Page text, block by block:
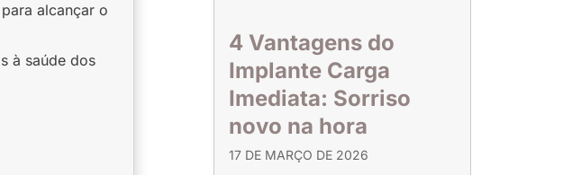
alcançar o
à saúde dos
4 Vantagens do
Implante Carga
Imediata: Sorriso
novo na hora
17 DE MARÇO DE 2026